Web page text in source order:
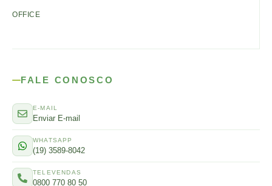
OFFICE
FALE CONOSCO
E-MAIL
Enviar E-mail
WHATSAPP
(19) 3589-8042
TELEVENDAS
0800 770 80 50